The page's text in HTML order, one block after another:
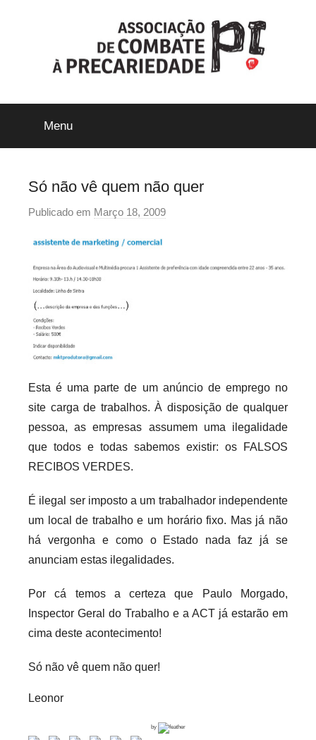
ACP-
Precári@s
Inflexíveis
Menu
Só não vê quem não quer
Publicado em Março 18, 2009
p
o
s
i
n
e
x
i
v
s
Esta é uma parte de um anúncio de emprego no
site carga de trabalhos. À disposição de qualquer
pessoa, as empresas assumem uma ilegalidade
que todos e todas sabemos existir: os FALSOS
RECIBOS VERDES.
É ilegal ser imposto a um trabalhador independente
um local de trabalho e um horário fixo. Mas já não
há vergonha e como o Estado nada faz já se
anunciam estas ilegalidades.
Por cá temos a certeza que
Paulo Morgado,
Inspector Geral do Trabalho e a ACT já estarão em
cima deste acontecimento!
Só não vê quem não quer!
Leonor
by